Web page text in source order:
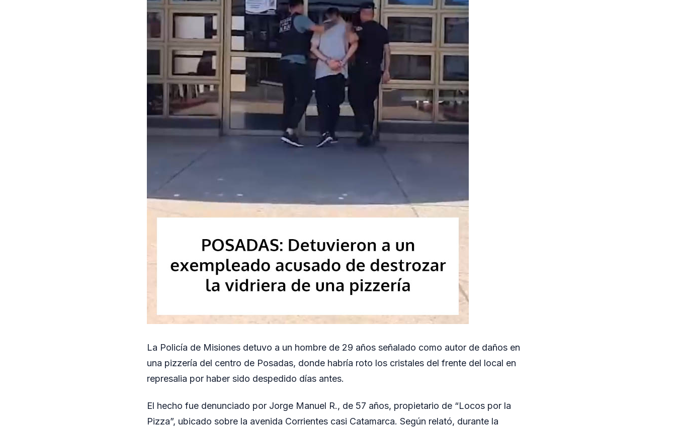
La Policía de Misiones detuvo a un hombre de 29 años señalado como autor de daños en
una pizzería del centro de Posadas, donde habría roto los cristales del frente del local en
represalia por haber sido despedido días antes.
El hecho fue denunciado por Jorge Manuel R., de 57 años, propietario de “Locos por la
Pizza”, ubicado sobre la avenida Corrientes casi Catamarca. Según relató, durante la